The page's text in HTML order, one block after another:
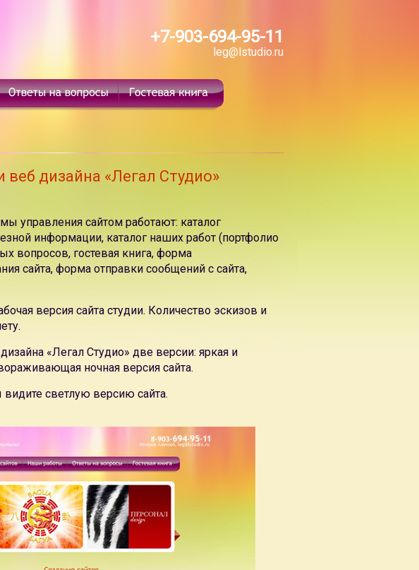
+7-903-694-95-11
leg@lstudio.ru
веб дизайна «Легал Студио»
управления сайтом работают: каталог
информации, каталог наших работ (портфолио
вопросов, гостевая книга, форма
сайта, форма отправки сообщений с сайта,
версия сайта студии. Количество эскизов и
«Легал Студио» две версии: яркая и
ночная версия сайта.
видите светлую версию сайта.